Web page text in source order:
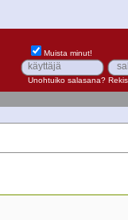
Muista minut!
Unohtuiko salasana?